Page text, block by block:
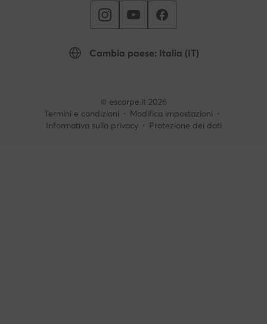
Cambia paese: Italia (IT)
© escarpe.it 2026
Termini e condizioni
Modifica impostazioni
Informativa sulla privacy
Protezione dei dati